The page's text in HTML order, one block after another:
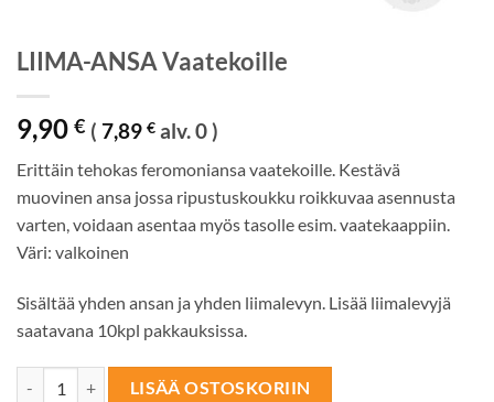
LIIMA-ANSA Vaatekoille
9,90 € ( 7,89 € alv. 0 )
Erittäin tehokas feromoniansa vaatekoille. Kestävä
muovinen ansa jossa ripustuskoukku roikkuvaa asennusta
varten, voidaan asentaa myös tasolle esim. vaatekaappiin.
Väri: valkoinen
Sisältää yhden ansan ja yhden liimalevyn. Lisää liimalevyjä
saatavana 10kpl pakkauksissa.
LIIMA-ANSA Vaatekoille määrä
LISÄÄ OSTOSKORIIN